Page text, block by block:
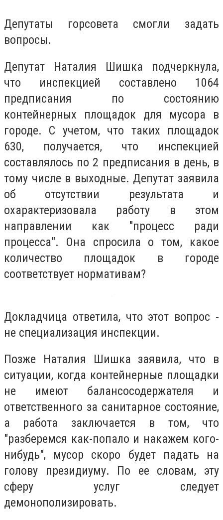
Депутаты горсовета смогли задать
вопросы.
Депутат Наталия Шишка подчеркнула,
что инспекцией составлено 1064
предписания по состоянию
контейнерных площадок для мусора в
городе. С учетом, что таких площадок
630, получается, что инспекцией
составлялось по 2 предписания в день, в
тому числе в выходные. Депутат заявила
об отсутствии результата и
охарактеризовала работу в этом
направлении как "процесс ради
процесса". Она спросила о том, какое
количество площадок в городе
соответствует нормативам?
Докладчица ответила, что этот вопрос -
не специализация инспекции.
Позже Наталия Шишка заявила, что в
ситуации, когда контейнерные площадки
не имеют балансосодержателя и
ответственного за санитарное состояние,
а работа заключается в том, что
"разберемся как-попало и накажем кого-
нибудь", мусор скоро будет падать на
голову президиуму. По ее словам, эту
сферу услуг следует
демонополизировать.